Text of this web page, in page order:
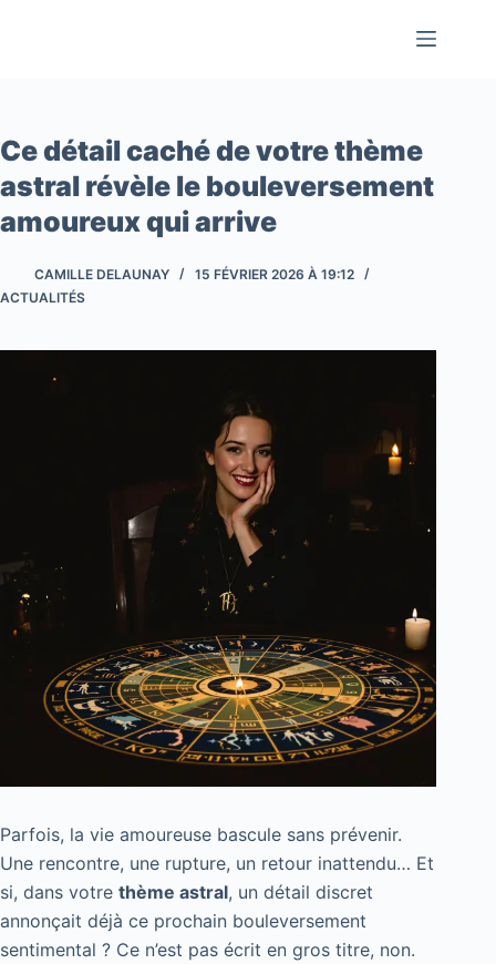
Ce détail caché de votre thème
astral révèle le bouleversement
amoureux qui arrive
CAMILLE DELAUNAY
15 FÉVRIER 2026 À 19:12
ACTUALITÉS
Parfois, la vie amoureuse bascule sans prévenir.
Une rencontre, une rupture, un retour inattendu… Et
si, dans votre thème astral, un détail discret
annonçait déjà ce prochain bouleversement
sentimental ? Ce n’est pas écrit en gros titre, non.